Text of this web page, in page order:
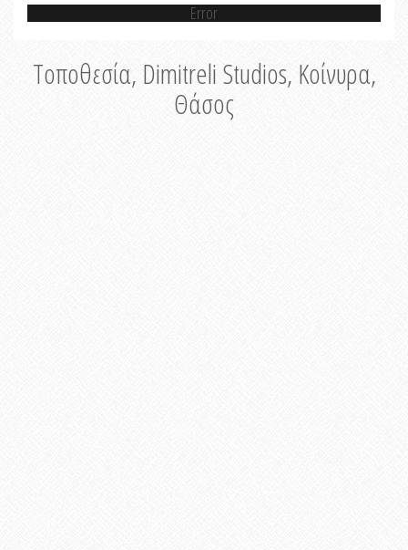
Error
Τοποθεσία, Dimitreli Studios, Κοίνυρα,
Θάσος